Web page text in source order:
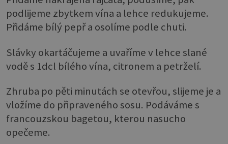
podlijeme zbytkem vína a lehce redukujeme.
Přidáme bílý pepř a osolíme podle chuti.
Slávky okartáčujeme a uvaříme v lehce slané
vodě s 1dcl bílého vína, citronem a petrželí.
Zhruba po pěti minutách se otevřou, slijeme je a
vložíme do připraveného sosu. Podáváme s
francouzskou bagetou, kterou nasucho
opečeme.